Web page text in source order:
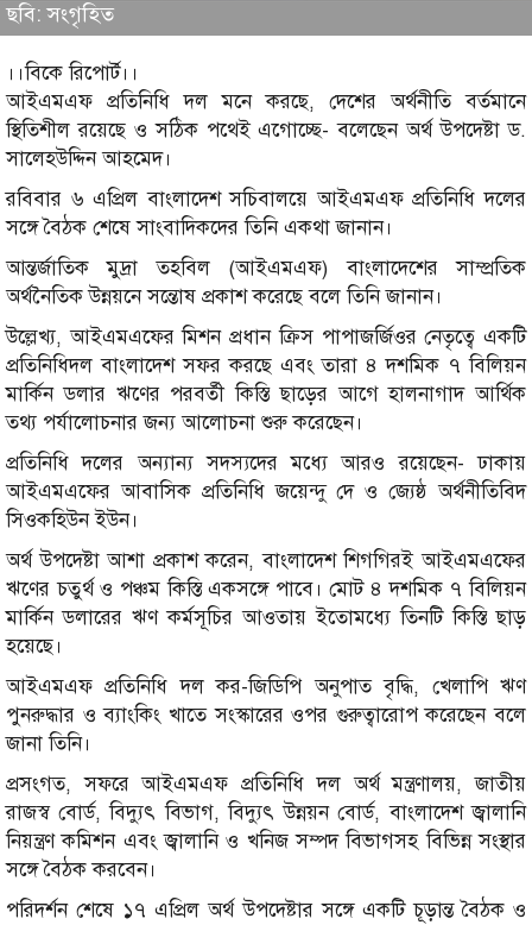
ছবি: সংগৃহিত
।।বিকে রিপোর্ট।।
আইএমএফ প্রতিনিধি দল মনে করছে, দেশের অর্থনীতি বর্তমানে
স্থিতিশীল রয়েছে ও সঠিক পথেই এগোচ্ছে- বলেছেন অর্থ উপদেষ্টা ড.
সালেহউদ্দিন আহমেদ।
রবিবার ৬ এপ্রিল বাংলাদেশ সচিবালয়ে আইএমএফ প্রতিনিধি দলের
সঙ্গে বৈঠক শেষে সাংবাদিকদের তিনি একথা জানান।
আন্তর্জাতিক মুদ্রা তহবিল (আইএমএফ) বাংলাদেশের সাম্প্রতিক
অর্থনৈতিক উন্নয়নে সন্তোষ প্রকাশ করেছে বলে তিনি জানান।
উল্লেখ্য, আইএমএফের মিশন প্রধান ক্রিস পাপাজর্জিওর নেতৃত্বে একটি
প্রতিনিধিদল বাংলাদেশ সফর করছে এবং তারা ৪ দশমিক ৭ বিলিয়ন
মার্কিন ডলার ঋণের পরবর্তী কিস্তি ছাড়ের আগে হালনাগাদ আর্থিক
তথ্য পর্যালোচনার জন্য আলোচনা শুরু করেছেন।
প্রতিনিধি দলের অন্যান্য সদস্যদের মধ্যে আরও রয়েছেন- ঢাকায়
আইএমএফের আবাসিক প্রতিনিধি জয়েন্দু দে ও জ্যেষ্ঠ অর্থনীতিবিদ
সিওকহিউন ইউন।
অর্থ উপদেষ্টা আশা প্রকাশ করেন, বাংলাদেশ শিগগিরই আইএমএফের
ঋণের চতুর্থ ও পঞ্চম কিস্তি একসঙ্গে পাবে। মোট ৪ দশমিক ৭ বিলিয়ন
মার্কিন ডলারের ঋণ কর্মসূচির আওতায় ইতোমধ্যে তিনটি কিস্তি ছাড়
হয়েছে।
আইএমএফ প্রতিনিধি দল কর-জিডিপি অনুপাত বৃদ্ধি, খেলাপি ঋণ
পুনরুদ্ধার ও ব্যাংকিং খাতে সংস্কারের ওপর গুরুত্বারোপ করেছেন বলে
জানা তিনি।
প্রসংগত, সফরে আইএমএফ প্রতিনিধি দল অর্থ মন্ত্রণালয়, জাতীয়
রাজস্ব বোর্ড, বিদ্যুৎ বিভাগ, বিদ্যুৎ উন্নয়ন বোর্ড, বাংলাদেশ জ্বালানি
নিয়ন্ত্রণ কমিশন এবং জ্বালানি ও খনিজ সম্পদ বিভাগসহ বিভিন্ন সংস্থার
সঙ্গে বৈঠক করবেন।
পরিদর্শন শেষে ১৭ এপ্রিল অর্থ উপদেষ্টার সঙ্গে একটি চূড়ান্ত বৈঠক ও